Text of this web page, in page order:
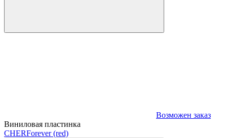
Возможен заказ
Виниловая пластинка
CHERForever (red)